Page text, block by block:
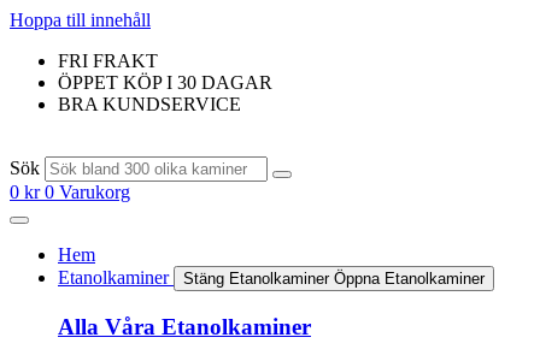
Hoppa till innehåll
FRI FRAKT
ÖPPET KÖP I 30 DAGAR
BRA KUNDSERVICE
Sök
0 kr 0 Varukorg
Hem
Etanolkaminer
Stäng Etanolkaminer Öppna Etanolkaminer
Alla Våra Etanolkaminer